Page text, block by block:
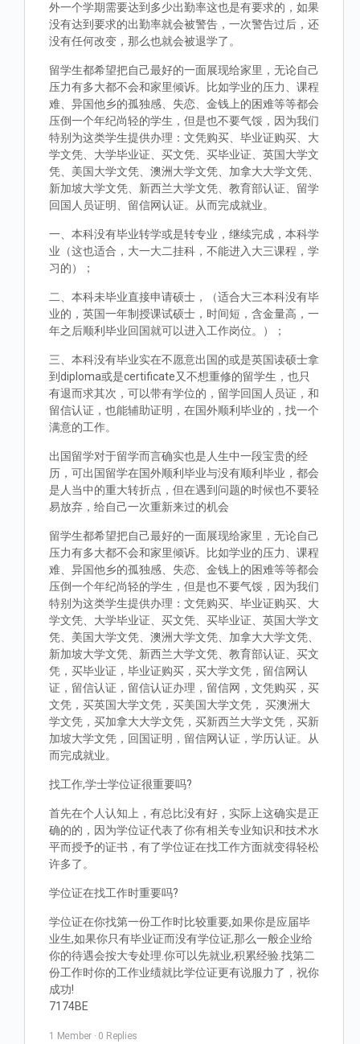
外一个学期需要达到多少出勤率这也是有要求的，如果
没有达到要求的出勤率就会被警告，一次警告过后，还
没有任何改变，那么也就会被退学了。
留学生都希望把自己最好的一面展现给家里，无论自己
压力有多大都不会和家里倾诉。比如学业的压力、课程
难、异国他乡的孤独感、失恋、金钱上的困难等等都会
压倒一个年纪尚轻的学生，但是也不要气馁，因为我们
特别为这类学生提供办理：文凭购买、毕业证购买、大
学文凭、大学毕业证、买文凭、买毕业证、英国大学文
凭、美国大学文凭、澳洲大学文凭、加拿大大学文凭、
新加坡大学文凭、新西兰大学文凭、教育部认证、留学
回国人员证明、留信网认证。从而完成就业。
一、本科没有毕业转学或是转专业，继续完成，本科学
业（这也适合，大一大二挂科，不能进入大三课程，学
习的）；
二、本科未毕业直接申请硕士，（适合大三本科没有毕
业的，英国一年制授课试硕士，时间短，含金量高，一
年之后顺利毕业回国就可以进入工作岗位。）；
三、本科没有毕业实在不愿意出国的或是英国读硕士拿
到diploma或是certificate又不想重修的留学生，也只
有退而求其次，可以带有学位的，留学回国人员证，和
留信认证，也能辅助证明，在国外顺利毕业的，找一个
满意的工作。
出国留学对于留学而言确实也是人生中一段宝贵的经
历，可出国留学在国外顺利毕业与没有顺利毕业，都会
是人当中的重大转折点，但在遇到问题的时候也不要轻
易放弃，给自己一次重新来过的机会
留学生都希望把自己最好的一面展现给家里，无论自己
压力有多大都不会和家里倾诉。比如学业的压力、课程
难、异国他乡的孤独感、失恋、金钱上的困难等等都会
压倒一个年纪尚轻的学生，但是也不要气馁，因为我们
特别为这类学生提供办理：文凭购买、毕业证购买、大
学文凭、大学毕业证、买文凭、买毕业证、英国大学文
凭、美国大学文凭、澳洲大学文凭、加拿大大学文凭、
新加坡大学文凭、新西兰大学文凭、教育部认证、买文
凭，买毕业证，毕业证购买，买大学文凭，留信网认
证，留信认证，留信认证办理，留信网，文凭购买，买
文凭，买英国大学文凭，买美国大学文凭， 买澳洲大
学文凭，买加拿大大学文凭，买新西兰大学文凭，买新
加坡大学文凭，回国证明，留信网认证，学历认证。从
而完成就业。
找工作,学士学位证很重要吗?
首先在个人认知上，有总比没有好，实际上这确实是正
确的的，因为学位证代表了你有相关专业知识和技术水
平而授予的证书，有了学位证在找工作方面就变得轻松
许多了。
学位证在找工作时重要吗?
学位证在你找第一份工作时比较重要,如果你是应届毕
业生,如果你只有毕业证而没有学位证,那么一般企业给
你的待遇会按大专处理.你可以先就业,积累经验.找第二
份工作时你的工作业绩就比学位证更有说服力了，祝你
成功!
7174BE
1 Member · 0 Replies